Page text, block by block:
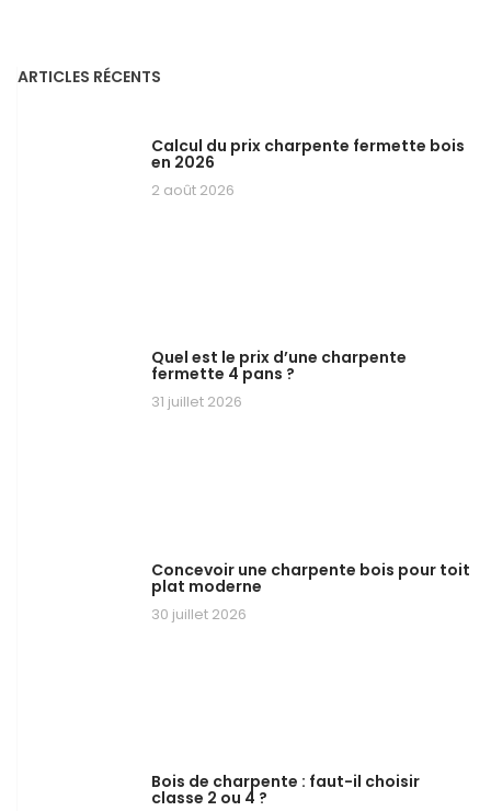
ARTICLES RÉCENTS
Calcul du prix charpente fermette bois
en 2026
2 août 2026
Quel est le prix d’une charpente
fermette 4 pans ?
31 juillet 2026
Concevoir une charpente bois pour toit
plat moderne
30 juillet 2026
Bois de charpente : faut-il choisir
classe 2 ou 4 ?